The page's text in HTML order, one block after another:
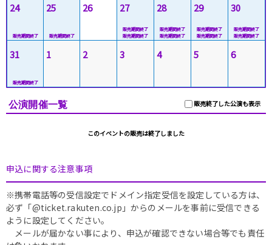
24 25 26 27 28 29 30
31 1 2 3 4 5 6
販売終了した公演も表示
公演開催一覧
このイベントの販売は終了しました
申込に関する注意事項
※携帯電話等の受信設定でドメイン指定受信を設定している方は、
必ず「@ticket.rakuten.co.jp」からのメールを事前に受信できる
ように設定してください。
メールが届かない事により、申込が確認できない場合等でも責任